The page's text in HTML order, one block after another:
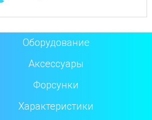
Оборудование
Аксессуары
Форсунки
Характеристики